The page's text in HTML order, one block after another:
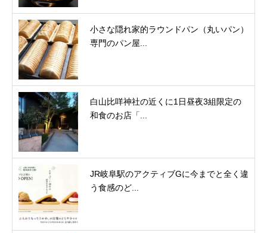
小さな隠れ家的ラウンドパン（丸いパン）
専門のパン屋...
白山比咩神社の近くに1日昼夜3組限定の
和食のお店「...
JR岐阜駅のアクティブGに今までと全く違
う食感のど...